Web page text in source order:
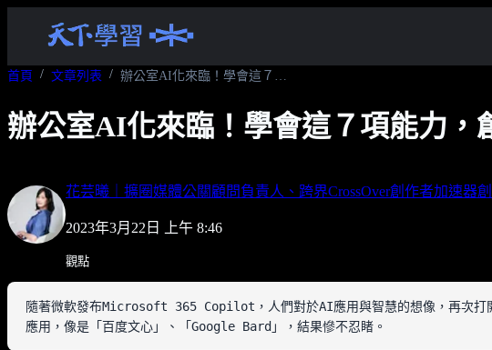
首頁 文章列表 辦公室AI化來臨！學會這７項能力，創造無可取代的職場優勢
辦公室AI化來臨！學會這７項能力，
花芸曦｜擴圈媒體公關顧問負責人、跨界CrossOver創作者加速器
2023年3月22日 上午 8:46
觀點
隨著微軟發布Microsoft 365 Copilot，人們對於AI應用與智慧的想像，再次打開
應用，像是「百度文心」、「Google Bard」，結果慘不忍睹。